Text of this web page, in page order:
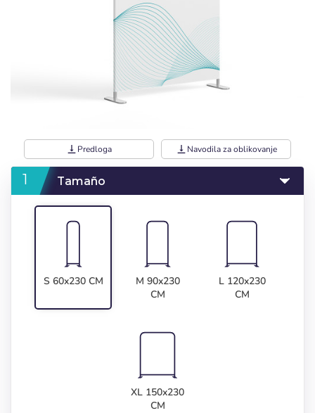
vertical_align_bottom Predloga vertical_align_bottom Navodila za oblikovanje
Tamaño
S 60x230 CM
M 90x230
CM
L 120x230
CM
XL 150x230
CM